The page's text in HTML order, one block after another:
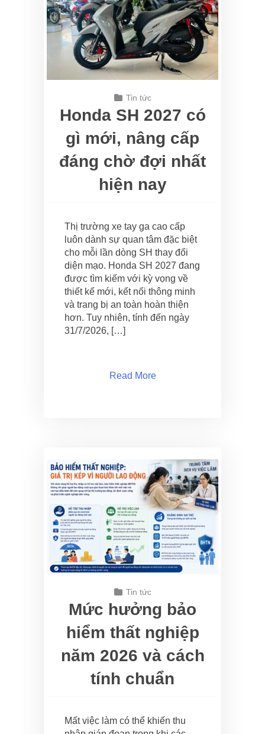
Tin tức
Honda SH 2027 có
gì mới, nâng cấp
đáng chờ đợi nhất
hiện nay
Thị trường xe tay ga cao cấp
luôn dành sự quan tâm đặc biệt
cho mỗi lần dòng SH thay đổi
diện mạo. Honda SH 2027 đang
được tìm kiếm với kỳ vọng về
thiết kế mới, kết nối thông minh
và trang bị an toàn hoàn thiện
hơn. Tuy nhiên, tính đến ngày
31/7/2026, […]
Read More
Tin tức
Mức hưởng bảo
hiểm thất nghiệp
năm 2026 và cách
tính chuẩn
Mất việc làm có thể khiến thu